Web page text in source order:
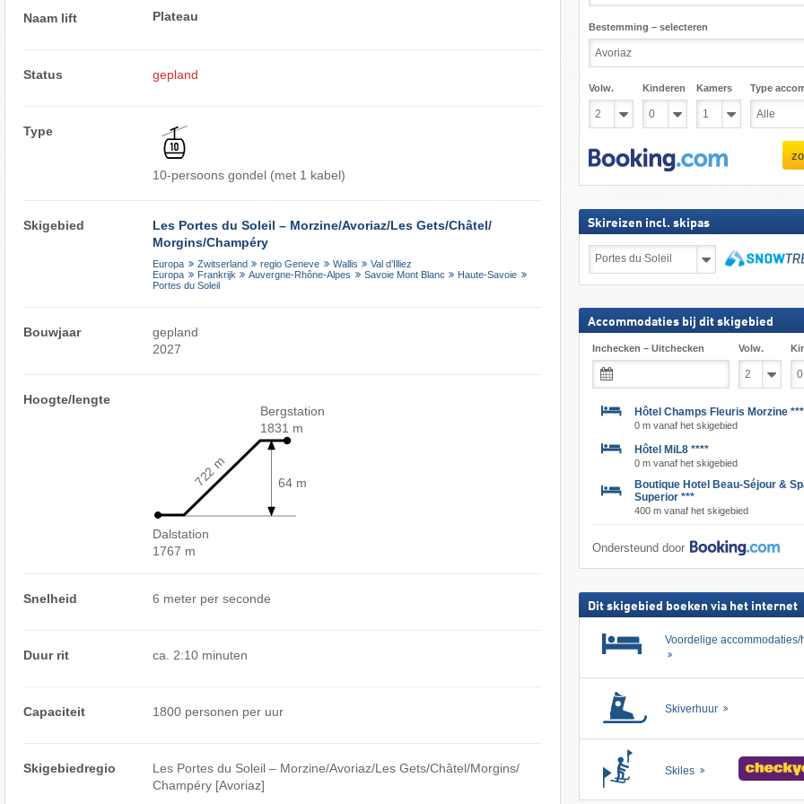
Naam lift Plateau
Status gepland
Type
10-persoons gondel (met 1 kabel)
Skigebied
Les Portes du Soleil – Morzine/​Avoriaz/​Les Gets/​Châtel/​
Morgins/​Champéry
Europa Zwitserland regio Geneve Wallis
Val d’Illiez
Europa
Frankrijk Auvergne-Rhône-Alpes Savoie Mont Blanc
Haute-Savoie
Portes du Soleil
Bouwjaar
gepland
2027
Hoogte/lengte
Dalstation
1767 m
Bergstation
1831 m
64 m
722 m
Snelheid 6 meter per seconde
Duur rit ca. 2:10 minuten
Capaciteit 1800 personen per uur
Skigebiedregio
Les Portes du Soleil – Morzine/​​Avoriaz/​​Les Gets/​​Châtel/​​Morgins/​​
Champéry [Avoriaz]
Bestemming – selecteren
Volw. Kinderen Kamers Type
Skireizen incl. skipas
incl.
Accommodaties bij dit skigebied
Inchecken – Uitchecken Volw.
Hôtel Champs Fleuris Morzine
0 m vanaf het skigebied
Hôtel MiL8 ****
0 m vanaf het skigebied
Boutique Hotel Beau-Séjour &
Superior ***
400 m vanaf het skigebied
Ondersteund door
Dit skigebied boeken via het internet
Voordelige accommodaties/
Skiverhuur
Skiles